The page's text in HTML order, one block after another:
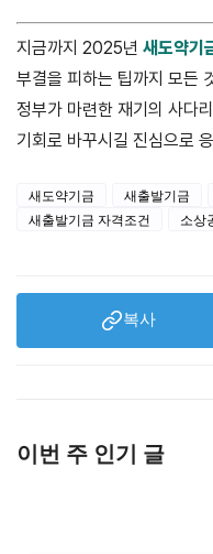
지금까지 2025년 새도약기
부결을 피하는 팁까지 모든
정부가 마련한 재기의 사다
기회로 바꾸시길 진심으로
새도약기금 새출발기금
새출발기금 자격조건
소상
복사
이번 주 인기 글